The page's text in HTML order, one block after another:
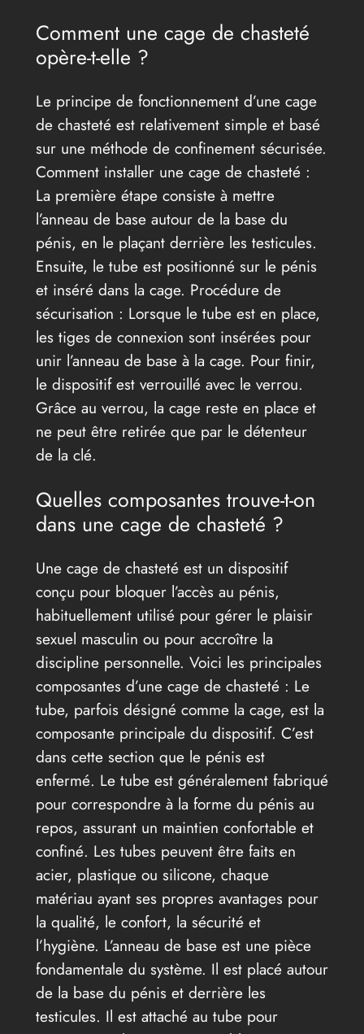
Comment une cage de chasteté
opère-t-elle ?
Le principe de fonctionnement d’une cage
de chasteté est relativement simple et basé
sur une méthode de confinement sécurisée.
Comment installer une cage de chasteté :
La première étape consiste à mettre
l’anneau de base autour de la base du
pénis, en le plaçant derrière les testicules.
Ensuite, le tube est positionné sur le pénis
et inséré dans la cage. Procédure de
sécurisation : Lorsque le tube est en place,
les tiges de connexion sont insérées pour
unir l’anneau de base à la cage. Pour finir,
le dispositif est verrouillé avec le verrou.
Grâce au verrou, la cage reste en place et
ne peut être retirée que par le détenteur
de la clé.
Quelles composantes trouve-t-on
dans une cage de chasteté ?
Une cage de chasteté est un dispositif
conçu pour bloquer l’accès au pénis,
habituellement utilisé pour gérer le plaisir
sexuel masculin ou pour accroître la
discipline personnelle. Voici les principales
composantes d’une cage de chasteté : Le
tube, parfois désigné comme la cage, est la
composante principale du dispositif. C’est
dans cette section que le pénis est
enfermé. Le tube est généralement fabriqué
pour correspondre à la forme du pénis au
repos, assurant un maintien confortable et
confiné. Les tubes peuvent être faits en
acier, plastique ou silicone, chaque
matériau ayant ses propres avantages pour
la qualité, le confort, la sécurité et
l’hygiène. L’anneau de base est une pièce
fondamentale du système. Il est placé autour
de la base du pénis et derrière les
testicules. Il est attaché au tube pour